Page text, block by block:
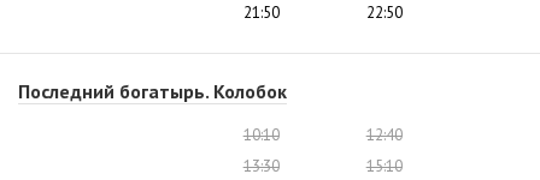
21:50
22:50
Последний богатырь. Колобок
10:10
12:40
13:30
15:10